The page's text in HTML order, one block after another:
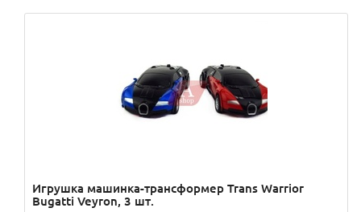
Игрушка машинка-трансформер Trans Warrior
Bugatti Veyron, 3 шт.